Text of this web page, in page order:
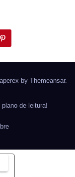
by Themeansar.
de leitura!